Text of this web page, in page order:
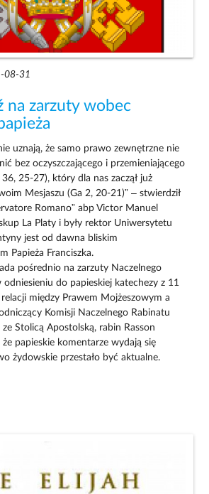
08-31
na zarzuty wobec
uznają, że samo prawo zewnętrzne nie
bez oczyszczającego i przemieniającego
36, 25-27), który dla nas zaczął już
Mesjaszu (Ga 2, 20-21)” – stwierdził
Romano” abp Victor Manuel
La Platy i były rektor Uniwersytetu
jest od dawna bliskim
Papieża Franciszka.
pośrednio na zarzuty Naczelnego
odniesieniu do papieskiej katechezy z 11
między Prawem Mojżeszowym a
Komisji Naczelnego Rabinatu
ze Stolicą Apostolską, rabin Rasson
że papieskie komentarze wydają się
żydowskie przestało być aktualne.